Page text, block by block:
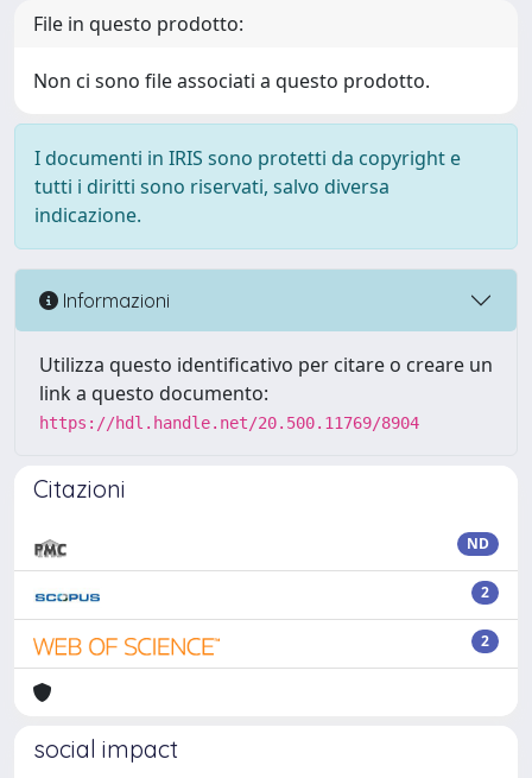
File in questo prodotto:
Non ci sono file associati a questo prodotto.
I documenti in IRIS sono protetti da copyright e
tutti i diritti sono riservati, salvo diversa
indicazione.
Informazioni
Utilizza questo identificativo per citare o creare un
link a questo documento:
https://hdl.handle.net/20.500.11769/8904
Citazioni
ND
2
2
social impact